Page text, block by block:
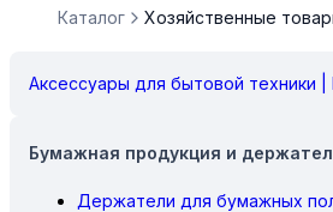
Каталог Хозяйственные
Аксессуары для бытовой техники
Бумажная продукция и
Держатели для бумажных